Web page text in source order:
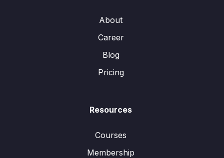
About
Career
Blog
Pricing
Resources
Courses
Membership